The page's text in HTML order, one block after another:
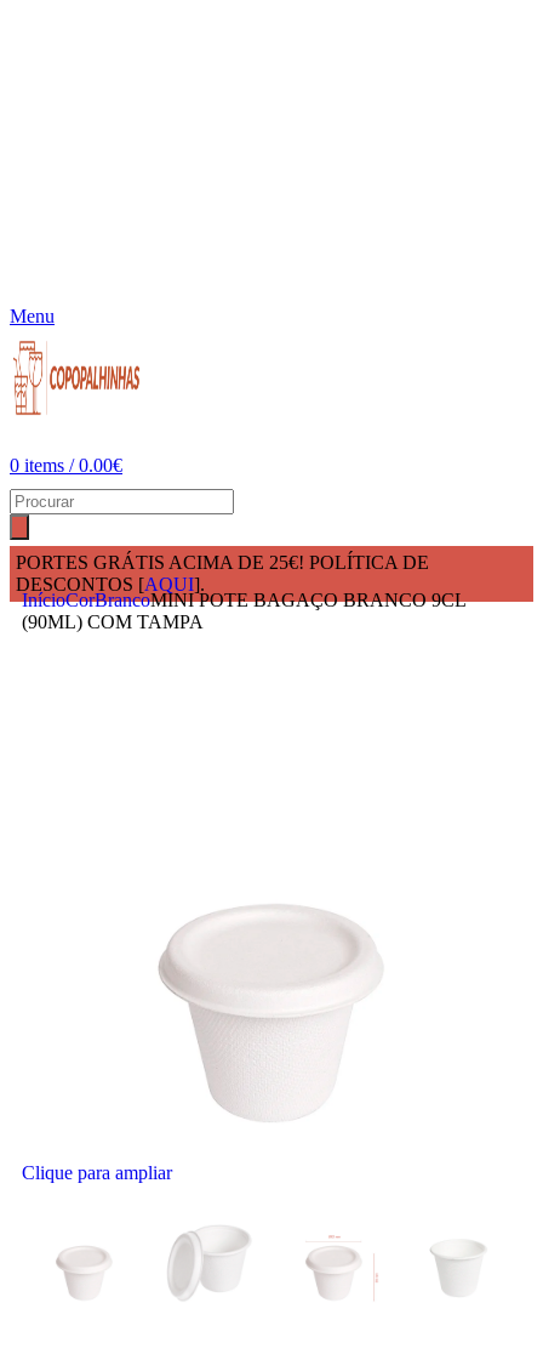
Menu
0 items / 0.00€
PORTES GRÁTIS ACIMA DE 25€! POLÍTICA DE
DESCONTOS [AQUI].
InícioCorBrancoMINI POTE BAGAÇO BRANCO 9CL
(90ML) COM TAMPA
Clique para ampliar